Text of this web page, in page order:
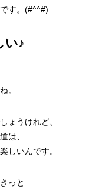
す。(#^^#)
い♪
。
ょうけれど、
は、
しいんです。
っと